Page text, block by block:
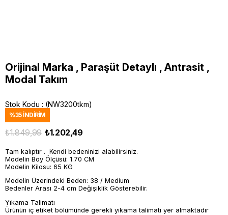
Orijinal Marka , Paraşüt Detaylı , Antrasit ,
Modal Takım
Stok Kodu (NW3200tkm)
%35İNDIRIM
₺1.849,99 ₺1.202,49
Tam kalıptır . Kendi bedeninizi alabilirsiniz.
Modelin Boy Ölçüsü: 1.70 CM
Modelin Kilosu: 65 KG
Modelin Üzerindeki Beden: 38 / Medium
Bedenler Arası 2-4 cm Değişiklik Gösterebilir.
Yıkama Talimatı
Ürünün iç etiket bölümünde gerekli yıkama talimatı yer almaktadır